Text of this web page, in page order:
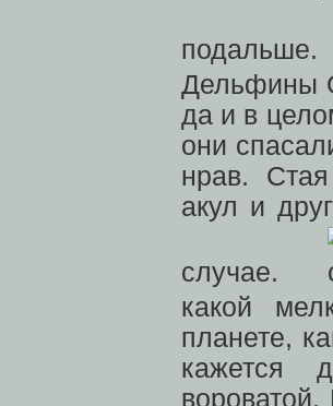
Дельфины
да и в
они
нрав.
акул и
случае.
какой
планете,
кажется
вороватой.